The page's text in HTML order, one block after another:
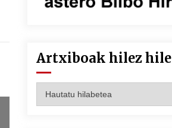
Artxiboak hilez hile
hilez